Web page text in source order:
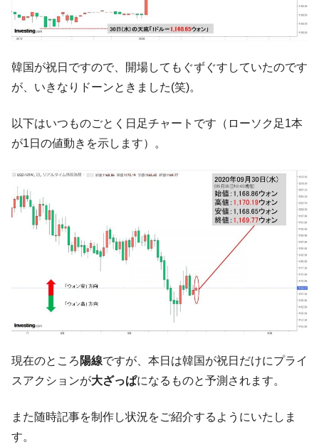
『Money1』
韓国･外為取引量「1日当たり1,214.4億ド
ル」まで拡大 ⇒ 海外資金の動きに強く左右される状態
い「50.5％」に上昇
『Money1』
韓国大統領府ボンクラ政策室長が告発され
断
『Money1』
韓国･警察職員が「丸刈りになって抗議活
『Money1』
中国だけが鉄鋼輸出を異常増加させる ⇒ 中
国の過剰生産が世界を蝕む。
『Money1』
韓国製造業「半導体絶好調」のウラで他業
種は全般的「不調」⇒ PSIが示す現況は決して良くない。
【米韓激突案件】韓国消費者院が『クーパ
ン』1人当たり賠償10万ウォンを認定 ⇒ 総額3兆7,000億
『Money1』 韓国で猛暑。南東部では干ばつ
『Money1』
韓国型イージス搭載の次世代駆逐艦
【対日本円】ウォン安が急進！ 日米の協調
に韓国がいっちょがみしたのでは。
『Money1』
韓国政府『BYD』車への補助金を全廃 ⇒ 実
は韓国で『BYD』車は売れている。6カ月で対前年同期比
1.9倍！
韓国が祝日ですので、開場してもぐずぐすしていたのです
が、いきなりドーンときました(笑)。
以下はいつものごとく日足チャートです（ローソク足1本
が1日の値動きを示します）。
現在のところ 陽線ですが、本日は韓国が祝日だけにプライ
スアクションが大ざっぱになるものと予測されます。
また随時記事を制作し状況をご紹介するようにいたしま
す。